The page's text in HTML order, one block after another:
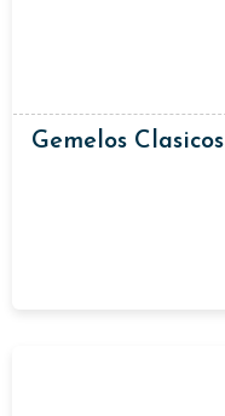
Gemelos Clasicos